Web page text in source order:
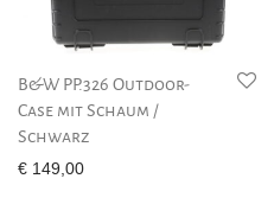
B&W PP.326 Outdoor-
Case mit Schaum /
Schwarz
€ 149,00